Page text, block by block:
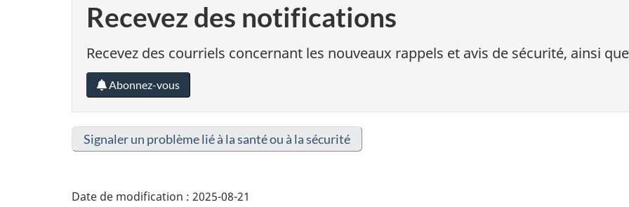
Recevez des notifications
Recevez des courriels concernant les nouveaux rappels et avis de sécurité, ainsi
Abonnez-vous
Signaler un problème lié à la santé ou à la sécurité
Date de modification : 2025-08-21